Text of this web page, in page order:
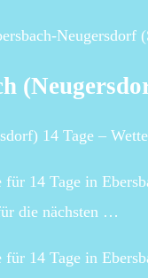
14 Tage –
für 14 Tage in
die nächsten …
für 14 Tage in